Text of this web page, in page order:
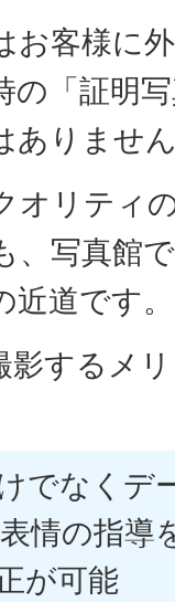
お客様に
の「証明
ありませ
オリティ
、写真館
道です。
影するメ
でなくデ
情の指導
が可能